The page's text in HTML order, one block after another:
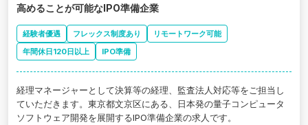
高めることが可能なIPO準備企業
経験者優遇 フレックス制度あり
リモートワーク可能
年間休日120日以上
IPO準備
経理マネージャーとして決算等の経理、監査法人対応等をご担当し
ていただきます。東京都文京区にある、日本発の量子コンピュータ
ソフトウェア開発を展開するIPO準備企業の求人です。